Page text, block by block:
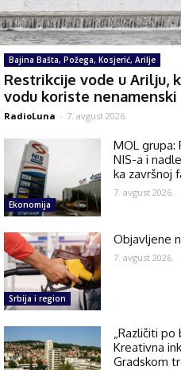
Bajina Bašta, Požega, Kosjerić, Arilje
Restrikcije vode u Arilju,
vodu koriste nenamenski
RadioLuna - 7. avgust 2026.
Ekonomija
MOL grupa:
NIS-a i
ka završnoj
7. avgust 2026.
Srbija i region
Objavljene
7. avgust 2026.
„Različiti
Kreativna
Gradskom